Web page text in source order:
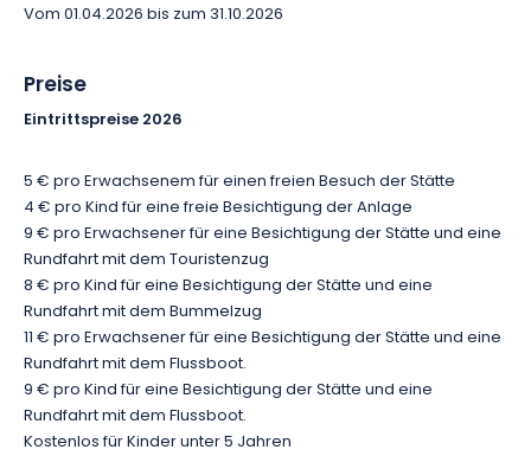
fahren, bevor Sie mit dem Boot wieder auf das Bauwerk
ist ideal, um den Kanal und das wunderschöne Tal der
Anlage setzen Sie sich in den Touristenzug. Sie werden ein
erhabenes Panorama mit Relikten bewundern, die von seiner
Geschichte zeugen. Außerdem findet diese Fahrt in einer
faulenzenden Atmosphäre statt (verfügbar im Juli-August)
Vom 01.04.2026 bis zum 31.10.2026
Preise
Eintrittspreise 2026
5 € pro Erwachsenem für einen freien Besuch der Stätte
4 € pro Kind für eine freie Besichtigung der Anlage
9 € pro Erwachsener für eine Besichtigung der Stätte und eine
Rundfahrt mit dem Touristenzug
8 € pro Kind für eine Besichtigung der Stätte und eine
Rundfahrt mit dem Bummelzug
11 € pro Erwachsener für eine Besichtigung der Stätte und eine
Rundfahrt mit dem Flussboot.
9 € pro Kind für eine Besichtigung der Stätte und eine
Rundfahrt mit dem Flussboot.
Kostenlos für Kinder unter 5 Jahren